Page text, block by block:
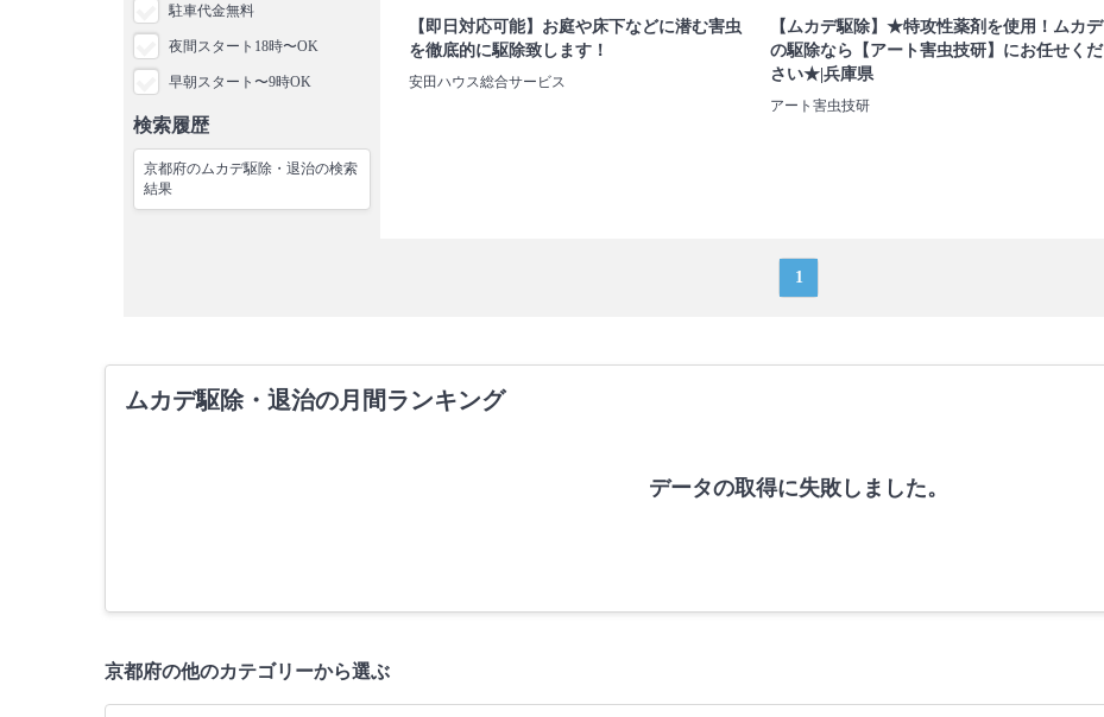
駐車代金無料
夜間スタート18時〜OK
早朝スタート〜9時OK
検索履歴
京都府のムカデ駆除・退治の検索
結果
【即日対応可能】お庭や床下などに潜む害虫
を徹底的に駆除致します！
安田ハウス総合サービス
【ムカデ駆除】★特攻性薬剤を使用！ムカデ
の駆除なら【アート害虫技研】にお任せくだ
さい★|兵庫県
アート害虫技研
1
ムカデ駆除・退治の月間ランキング
データの取得に失敗しました。
京都府の他のカテゴリーから選ぶ